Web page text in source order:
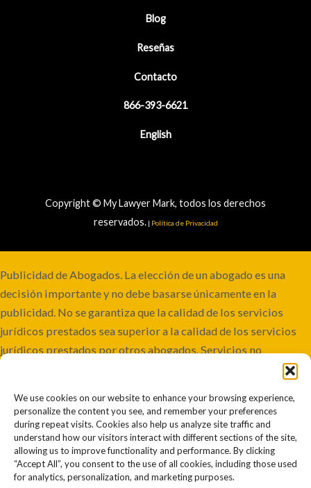
We use cookies on our website to enhance your browsing experience,
personalize the content you see, and remember your preferences
during repeat visits. Cookies also help us analyze site traffic and
understand how our visitors interact with different sections of the site,
allowing us to improve functionality and performance. By clicking
“Accept All”, you consent to the use of all cookies, including those used
for analytics, personalization, and marketing purposes.
Blog
Reseñas
Contacto
866-393-6621
English
Copyright © My Lawyer Mark, todos los derechos
reservados.| Política de Privacidad
Publicidad de Abogados. La elección de un abogado es una
decisión importante y no debe basarse únicamente en la
publicidad. No se garantiza que la calidad de los servicios
jurídicos prestados sea superior a la calidad de los servicios
jurídicos prestados por otros abogados. Servicios no
disponibles en todas las jurisdicciones. Aunque este bufete
involucrar a co-abogados o ser remitidos a otros bufetes.
Resultados pasados o anteriores no garantizan resultados
futuros o similares. Cada caso es diferente y debe juzgarse por
sus propios méritos. La información contenida en este sitio
web no debe interpretarse como asesoramiento jurídico. El